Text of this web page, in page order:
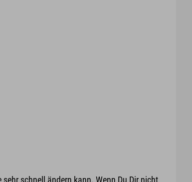
schnell ändern kann. Wenn Du Dir nicht